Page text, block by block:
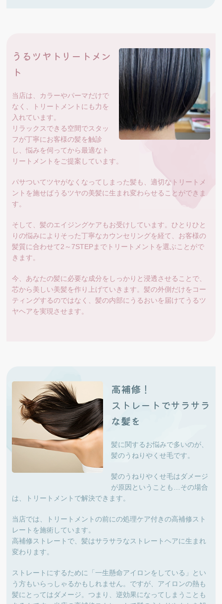
うるツヤトリートメン
ト
当店は、カラーやパーマだけで
なく、トリートメントにも力を
入れています。
リラックスできる空間でスタッ
フが丁寧にお客様の髪を触診
し、悩みを伺ってから最適なト
リートメントをご提案しています。
パサついてツヤがなくなってしまった髪も、適切なトリートメ
ントを施せばうるツヤの美髪に生まれ変わらせることができま
す。
そして、髪のエイジングケアもお受けしています。ひとりひと
りの悩みによりそった丁寧なカウンセリングを経て、お客様の
髪質に合わせて2～7STEPまでトリートメントを選ぶことがで
きます。
今、あなたの髪に必要な成分をしっかりと浸透させることで、
芯から美しい美髪を作り上げていきます。髪の外側だけをコー
ティングするのではなく、髪の内部にうるおいを届けてうるツ
ヤヘアを実現させます。
高補修！
ストレートでサラサラ
な髪を
髪に関するお悩みで多いのが、
髪のうねりやくせ毛です。
髪のうねりやくせ毛はダメージ
が原因ということも…その場合
は、トリートメントで解決できます。
当店では、トリートメントの前にの処理ケア付きの高補修スト
レートを施術しています。
高補修ストレートで、髪はサラサラなストレートヘアに生まれ
変わります。
ストレートにするために「一生懸命アイロンをしている」とい
う方もいらっしゃるかもしれません。ですが、アイロンの熱も
髪にとってはダメージ。つまり、逆効果になってしまうことも